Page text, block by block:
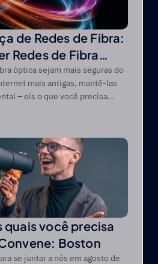
de Redes de Fibra:
Redes de Fibra
Modernas
óptica sejam mais seguras do
mais antigas, mantê-las
– eis o que você precisa
quais você precisa
Boston
se juntar a nós em agosto de